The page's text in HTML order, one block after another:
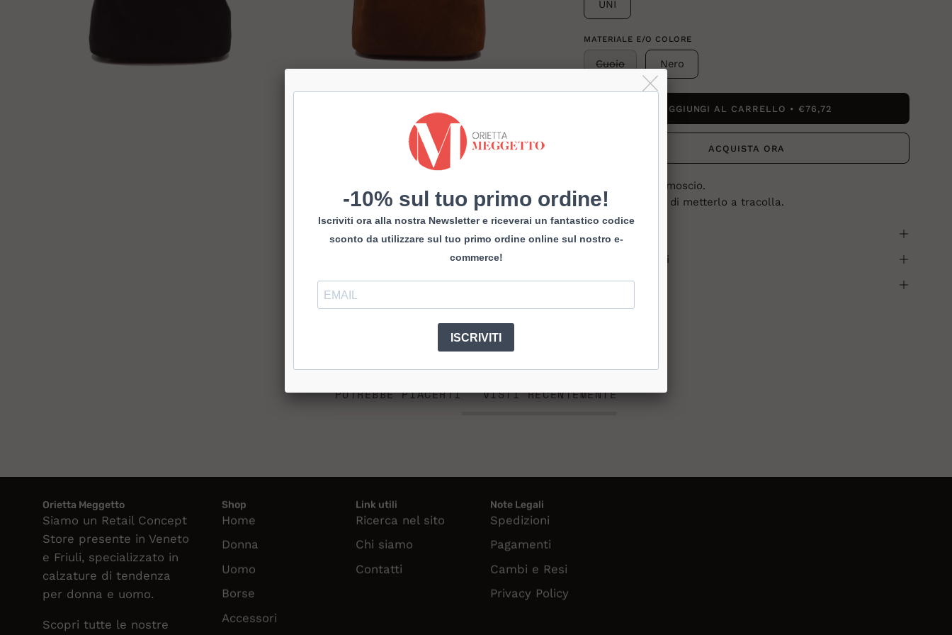
UNI
MATERIALE E/O COLORE
Cuoio Nero
AGGIUNGI AL CARRELLO €76,72
ACQUISTA ORA
Secchiello in camoscio.
Con popssibilità di metterlo a tracolla.
Spedizioni
Pagamenti sicuri
Assistenza
POTREBBE PIACERTI VISTI RECENTEMENTE
Orietta Meggetto
Siamo un Retail Concept
Store presente in Veneto
e Friuli, specializzato in
calzature di tendenza
per donna e uomo.
Scopri tutte le nostre
Shop
Home
Donna
Uomo
Borse
Accessori
Link utili
Ricerca nel sito
Chi siamo
Contatti
Note Legali
Spedizioni
Pagamenti
Cambi e Resi
Privacy Policy
-10% sul tuo primo ordine!
Iscriviti ora alla nostra Newsletter e riceverai un fantastico codice
sconto da utilizzare sul tuo primo ordine online sul nostro e-
commerce!
ISCRIVITI